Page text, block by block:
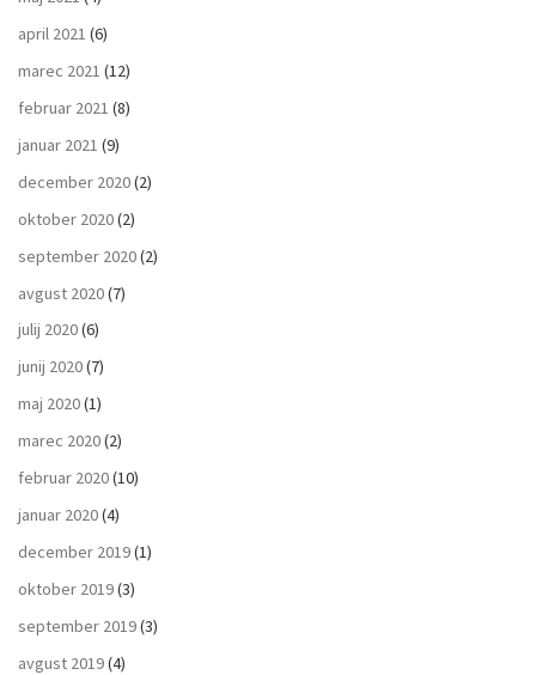
april 2021 (6)
marec 2021 (12)
februar 2021 (8)
januar 2021 (9)
december 2020(2)
oktober 2020(2)
september 2020(2)
avgust 2020(7)
julij 2020(6)
junij 2020(7)
maj 2020(1)
marec 2020(2)
februar 2020(10)
januar 2020(4)
december 2019(1)
oktober 2019(3)
september 2019(3)
avgust 2019(4)